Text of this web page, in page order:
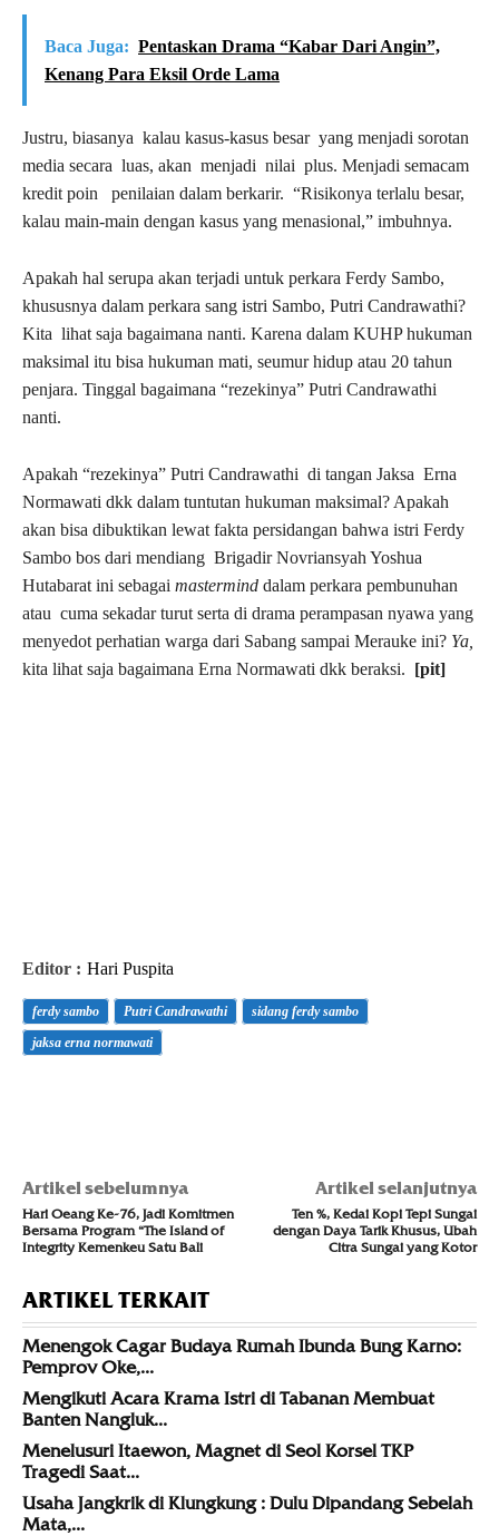
Baca Juga: Pentaskan Drama “Kabar Dari Angin”,
Kenang Para Eksil Orde Lama
Justru, biasanya kalau kasus-kasus besar yang menjadi sorotan
media secara luas, akan menjadi nilai plus. Menjadi semacam
kredit poin penilaian dalam berkarir. “Risikonya terlalu besar,
kalau main-main dengan kasus yang menasional,” imbuhnya.
Apakah hal serupa akan terjadi untuk perkara Ferdy Sambo,
khususnya dalam perkara sang istri Sambo, Putri Candrawathi?
Kita lihat saja bagaimana nanti. Karena dalam KUHP hukuman
maksimal itu bisa hukuman mati, seumur hidup atau 20 tahun
penjara. Tinggal bagaimana “rezekinya” Putri Candrawathi
nanti.
Apakah “rezekinya” Putri Candrawathi di tangan Jaksa Erna
Normawati dkk dalam tuntutan hukuman maksimal? Apakah
akan bisa dibuktikan lewat fakta persidangan bahwa istri Ferdy
Sambo bos dari mendiang Brigadir Novriansyah Yoshua
Hutabarat ini sebagai mastermind dalam perkara pembunuhan
atau cuma sekadar turut serta di drama perampasan nyawa yang
menyedot perhatian warga dari Sabang sampai Merauke ini? Ya,
kita lihat saja bagaimana Erna Normawati dkk beraksi. [pit]
Editor : Hari Puspita
ferdy sambo Putri Candrawathi
sidang ferdy sambo
jaksa erna normawati
Artikel sebelumnya
Hari Oeang Ke-76, Jadi Komitmen
Bersama Program “The Island of
Integrity Kemenkeu Satu Bali
Artikel selanjutnya
Ten %, Kedai Kopi Tepi Sungai
dengan Daya Tarik Khusus, Ubah
Citra Sungai yang Kotor
ARTIKEL TERKAIT
Menengok Cagar Budaya Rumah Ibunda Bung Karno:
Pemprov Oke,...
Mengikuti Acara Krama Istri di Tabanan Membuat
Banten Nangluk...
Menelusuri Itaewon, Magnet di Seol Korsel TKP
Tragedi Saat...
Usaha Jangkrik di Klungkung : Dulu Dipandang Sebelah
Mata,...